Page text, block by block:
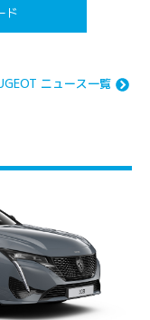
ド
ニュース一覧